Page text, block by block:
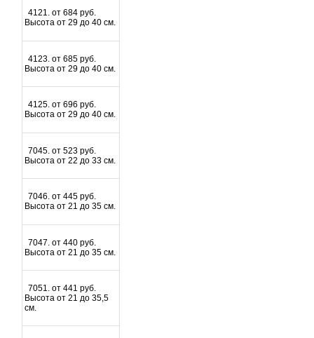
4121. от 684 руб.
Высота от 29 до 40 см.
4123. от 685 руб.
Высота от 29 до 40 см.
4125. от 696 руб.
Высота от 29 до 40 см.
7045. от 523 руб.
Высота от 22 до 33 см.
7046. от 445 руб.
Высота от 21 до 35 см.
7047. от 440 руб.
Высота от 21 до 35 см.
7051. от 441 руб.
Высота от 21 до 35,5
см.